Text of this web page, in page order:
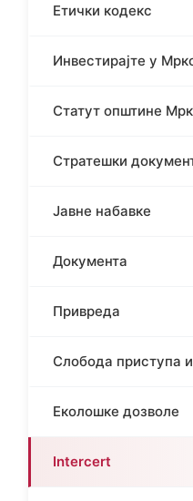
Етички кодекс
Инвестирајте у
Статут општине
Стратешки
Јавне набавке
Документа
Привреда
Слобода приступа
Еколошке дозволе
Intercert